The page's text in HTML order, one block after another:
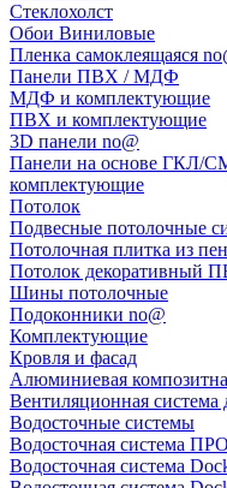
Стеклохолст
Обои Виниловые
Пленка самоклеящаяся
Панели ПВХ / МДФ
МДФ и комплектующие
ПВХ и комплектующие
3D панели no@
Панели на основе ГКЛ/
комплектующие
Потолок
Подвесные потолочные
Потолочная плитка из
Потолок декоративный
Шины потолочные
Подоконники no@
Комплектующие
Кровля и фасад
Алюминиевая
Вентиляционная система
Водосточные системы
Водосточная система
Водосточная система